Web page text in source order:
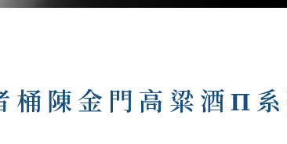
桶陳金門高粱酒Π